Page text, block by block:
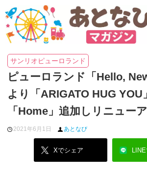
サンリオピューロランド
ピューロランド「Hello,
より「ARIGATO HUG YOU
「Home」追加しリニュー
2021年6月1日 あとなび
Xでシェア